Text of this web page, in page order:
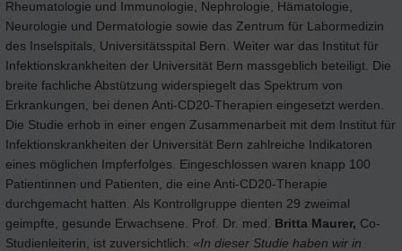
Rheumatologie und Immunologie, Nephrologie, Hämatologie,
Neurologie und Dermatologie sowie das Zentrum für Labormedizin
des Inselspitals, Universitätsspital Bern. Weiter war das Institut für
Infektionskrankheiten der Universität Bern massgeblich beteiligt. Die
breite fachliche Abstützung widerspiegelt das Spektrum von
Erkrankungen, bei denen Anti-CD20-Therapien eingesetzt werden.
Die Studie erhob in einer engen Zusammenarbeit mit dem Institut für
Infektionskrankheiten der Universität Bern zahlreiche Indikatoren
eines möglichen Impferfolges. Eingeschlossen waren knapp 100
Patientinnen und Patienten, die eine Anti-CD20-Therapie
durchgemacht hatten. Als Kontrollgruppe dienten 29 zweimal
geimpfte, gesunde Erwachsene. Prof. Dr. med. Britta Maurer, Co-
Studienleiterin, ist zuversichtlich: «In dieser Studie haben wir in